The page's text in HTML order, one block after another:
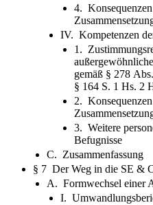
4.
IV. Kompetenzen
1.
gemäß § 278
§ 164 S. 1 Hs. 2
2.
3. Weitere
Befugnisse
C. Zusammenfassung
§ 7 Der Weg in die SE &
A. Formwechsel einer
I.